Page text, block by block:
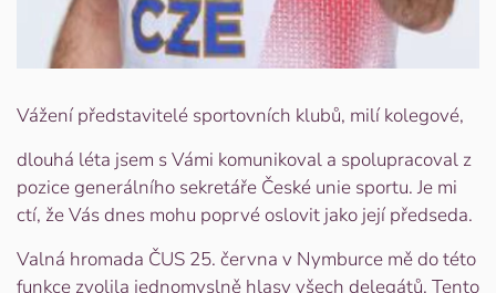
Vážení představitelé sportovních klubů, milí kolegové,
dlouhá léta jsem s Vámi komunikoval a spolupracoval z
pozice generálního sekretáře České unie sportu. Je mi
ctí, že Vás dnes mohu poprvé oslovit jako její předseda.
Valná hromada ČUS 25. června v Nymburce mě do této
funkce zvolila jednomyslně hlasy všech delegátů. Tento